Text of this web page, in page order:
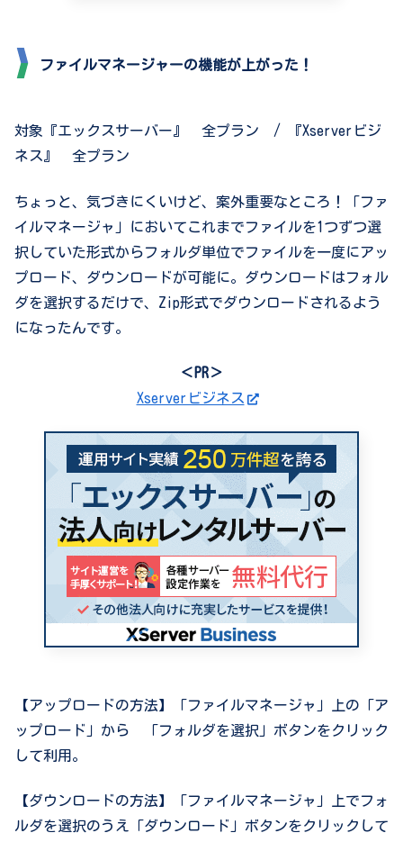
ファイルマネージャーの機能が上がった！
対象『エックスサーバー』 全プラン / 『Xserverビジ
ネス』 全プラン
ちょっと、気づきにくいけど、案外重要なところ！「ファ
イルマネージャ」においてこれまでファイルを1つずつ選
択していた形式からフォルダ単位でファイルを一度にアッ
プロード、ダウンロードが可能に。ダウンロードはフォル
ダを選択するだけで、Zip形式でダウンロードされるよう
になったんです。
＜PR＞
Xserverビジネス
【アップロードの方法】「ファイルマネージャ」上の「ア
ップロード」から 「フォルダを選択」ボタンをクリック
して利用。
【ダウンロードの方法】「ファイルマネージャ」上でフォ
ルダを選択のうえ「ダウンロード」ボタンをクリックして